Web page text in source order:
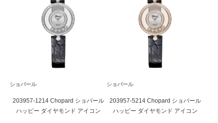
ショパール
203957-1214 Chopard ショパール
ハッピー ダイヤモンド アイコン
ショパール
203957-5214 Chopard ショパール
ハッピー ダイヤモンド アイコン